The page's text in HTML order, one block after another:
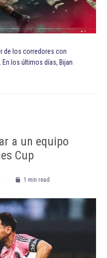
de los corredores con
los últimos días, Bijan
a un equipo
Cup
1 min read